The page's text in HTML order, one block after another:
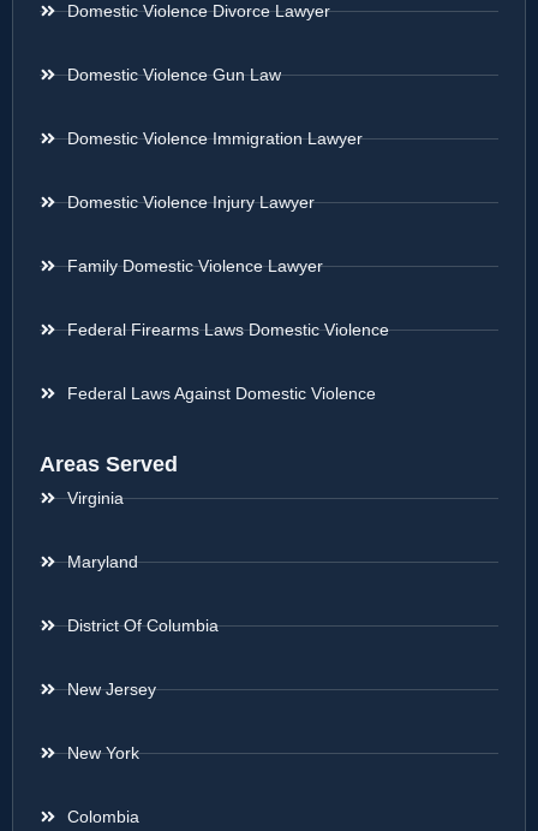
Domestic Violence Divorce Lawyer
Domestic Violence Gun Law
Domestic Violence Immigration Lawyer
Domestic Violence Injury Lawyer
Family Domestic Violence Lawyer
Federal Firearms Laws Domestic Violence
Federal Laws Against Domestic Violence
Areas Served
Virginia
Maryland
District Of Columbia
New Jersey
New York
Colombia